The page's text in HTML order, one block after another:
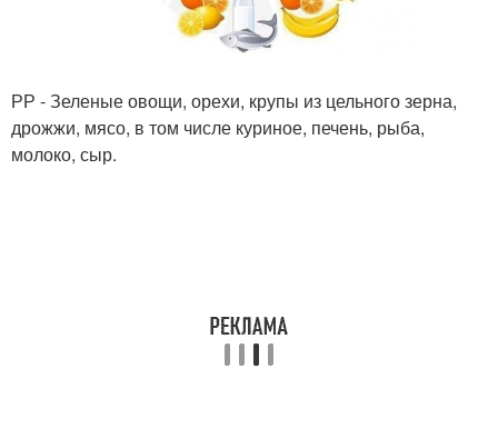
РР - Зеленые овощи, орехи, крупы из цельного зерна,
дрожжи, мясо, в том числе куриное, печень, рыба,
молоко, сыр.